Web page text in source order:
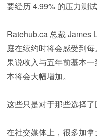
要经历 4.99% 的压力测试
Ratehub.ca 总裁 James
庭在续约时将会感受到
果说收入与五年前基本
本将会大幅增加。
这些只是对于那些选择了
在社交媒体上，很多加